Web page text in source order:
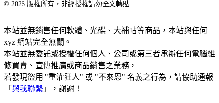
© 2026 版權所有，非經授權請勿全文轉貼
本站並無銷售任何軟體、光碟、大補帖等商品，本站與任何
xyz 網站完全無關。
本站並無委託或授權任何個人、公司或第三者承辦任何電腦維
修買賣、宣傳推廣或商品銷售之業務，
若發現盜用 "重灌狂人" 或 "不來恩" 名義之行為，請協助通報
「 與我聯繫 」，謝謝！